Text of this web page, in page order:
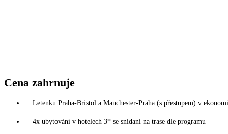
Cena zahrnuje
Letenku Praha-Bristol a Manchester-Praha (s přestupem) v
4x ubytování v hotelech 3* se snídaní na trase dle programu